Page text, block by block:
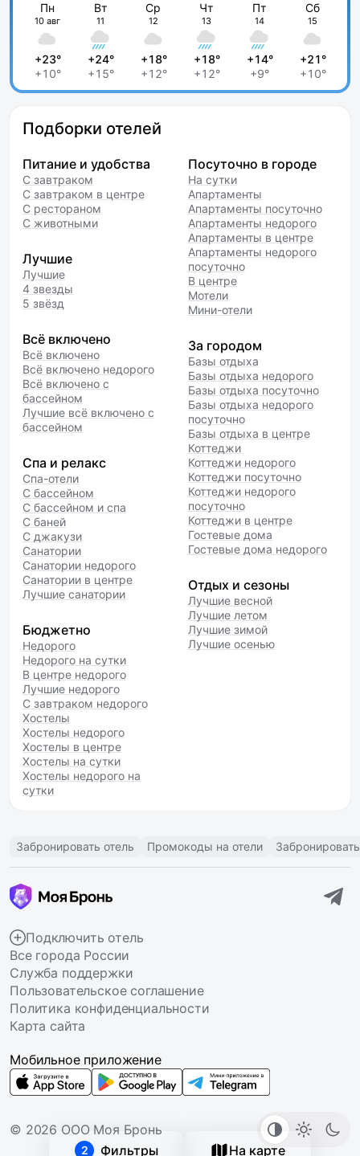
2 Фильтры На карте
Пн
10 авг
+23°
+10°
Вт
11
+24°
+15°
Ср
12
+18°
+12°
Чт
13
+18°
+12°
Пт
14
+14°
+9°
Сб
15
+21°
+10°
Подборки отелей
Питание и удобства
С завтраком
С завтраком в центре
С рестораном
С животными
Лучшие
Лучшие
4 звезды
5 звёзд
Всё включено
Всё включено
Всё включено недорого
Всё включено с
бассейном
Лучшие всё включено с
бассейном
Спа и релакс
Спа-отели
С бассейном
С бассейном и спа
С баней
С джакузи
Санатории
Санатории недорого
Санатории в центре
Лучшие санатории
Бюджетно
Недорого
Недорого на сутки
В центре недорого
Лучшие недорого
С завтраком недорого
Хостелы
Хостелы недорого
Хостелы в центре
Хостелы на сутки
Хостелы недорого на
сутки
Посуточно в городе
На сутки
Апартаменты
Апартаменты посуточно
Апартаменты недорого
Апартаменты в центре
Апартаменты недорого
посуточно
В центре
Мотели
Мини-отели
За городом
Базы отдыха
Базы отдыха недорого
Базы отдыха посуточно
Базы отдыха недорого
посуточно
Базы отдыха в центре
Коттеджи
Коттеджи недорого
Коттеджи посуточно
Коттеджи недорого
посуточно
Коттеджи в центре
Гостевые дома
Гостевые дома недорого
Отдых и сезоны
Лучшие весной
Лучшие летом
Лучшие зимой
Лучшие осенью
Забронировать отель Промокоды на отели
Подключить отель
Все города России
Служба поддержки
Пользовательское соглашение
Политика конфиденциальности
Карта сайта
© 2026 ООО Моя Бронь
Мобильное приложение